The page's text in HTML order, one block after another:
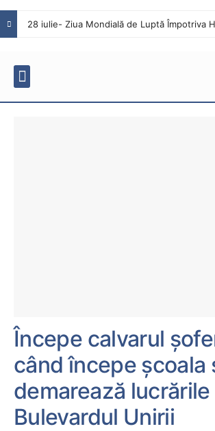
Începe calvarul
când începe școala
demarează
Bulevardul Unirii